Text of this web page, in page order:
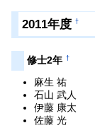
2011年度 †
修士2年 †
麻生 祐
石山 武人
伊藤 康太
佐藤 光